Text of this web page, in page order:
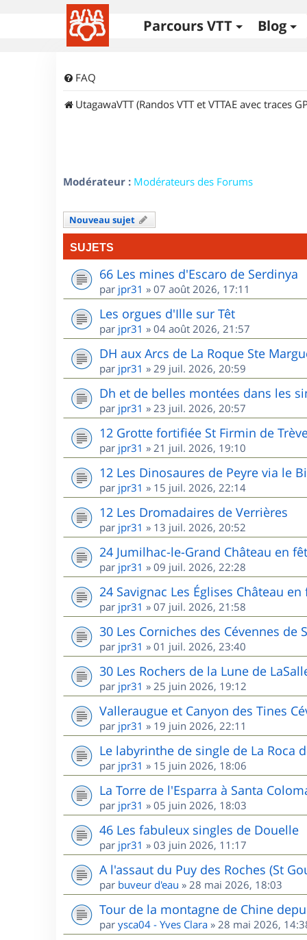
Parcours VTT Blog
FAQ
UtagawaVTT (Randos VTT et VTTAE avec traces
Modérateur : Modérateurs des Forums
Nouveau sujet
SUJETS
66 Les mines d'Escaro de Serdinya
par jpr31 » 07 août 2026, 17:11
Les orgues d'Ille sur Têt
par jpr31 » 04 août 2026, 21:57
DH aux Arcs de La Roque Ste
par jpr31 » 29 juil. 2026, 20:59
Dh et de belles montées dans les
par jpr31 » 23 juil. 2026, 20:57
12 Grotte fortifiée St Firmin de
par jpr31 » 21 juil. 2026, 19:10
12 Les Dinosaures de Peyre via le
par jpr31 » 15 juil. 2026, 22:14
12 Les Dromadaires de Verrières
par jpr31 » 13 juil. 2026, 20:52
24 Jumilhac-le-Grand Château en
par jpr31 » 09 juil. 2026, 22:28
24 Savignac Les Églises Château en
par jpr31 » 07 juil. 2026, 21:58
30 Les Corniches des Cévennes de
par jpr31 » 01 juil. 2026, 23:40
30 Les Rochers de la Lune de
par jpr31 » 25 juin 2026, 19:12
Valleraugue et Canyon des Tines
par jpr31 » 19 juin 2026, 22:11
Le labyrinthe de single de La Roca
par jpr31 » 15 juin 2026, 18:06
La Torre de l'Esparra à Santa
par jpr31 » 05 juin 2026, 18:03
46 Les fabuleux singles de Douelle
par jpr31 » 03 juin 2026, 11:17
A l'assaut du Puy des Roches (St
par buveur d'eau » 28 mai 2026, 18:03
Tour de la montagne de Chine
par ysca04 - Yves Clara » 28 mai 2026,